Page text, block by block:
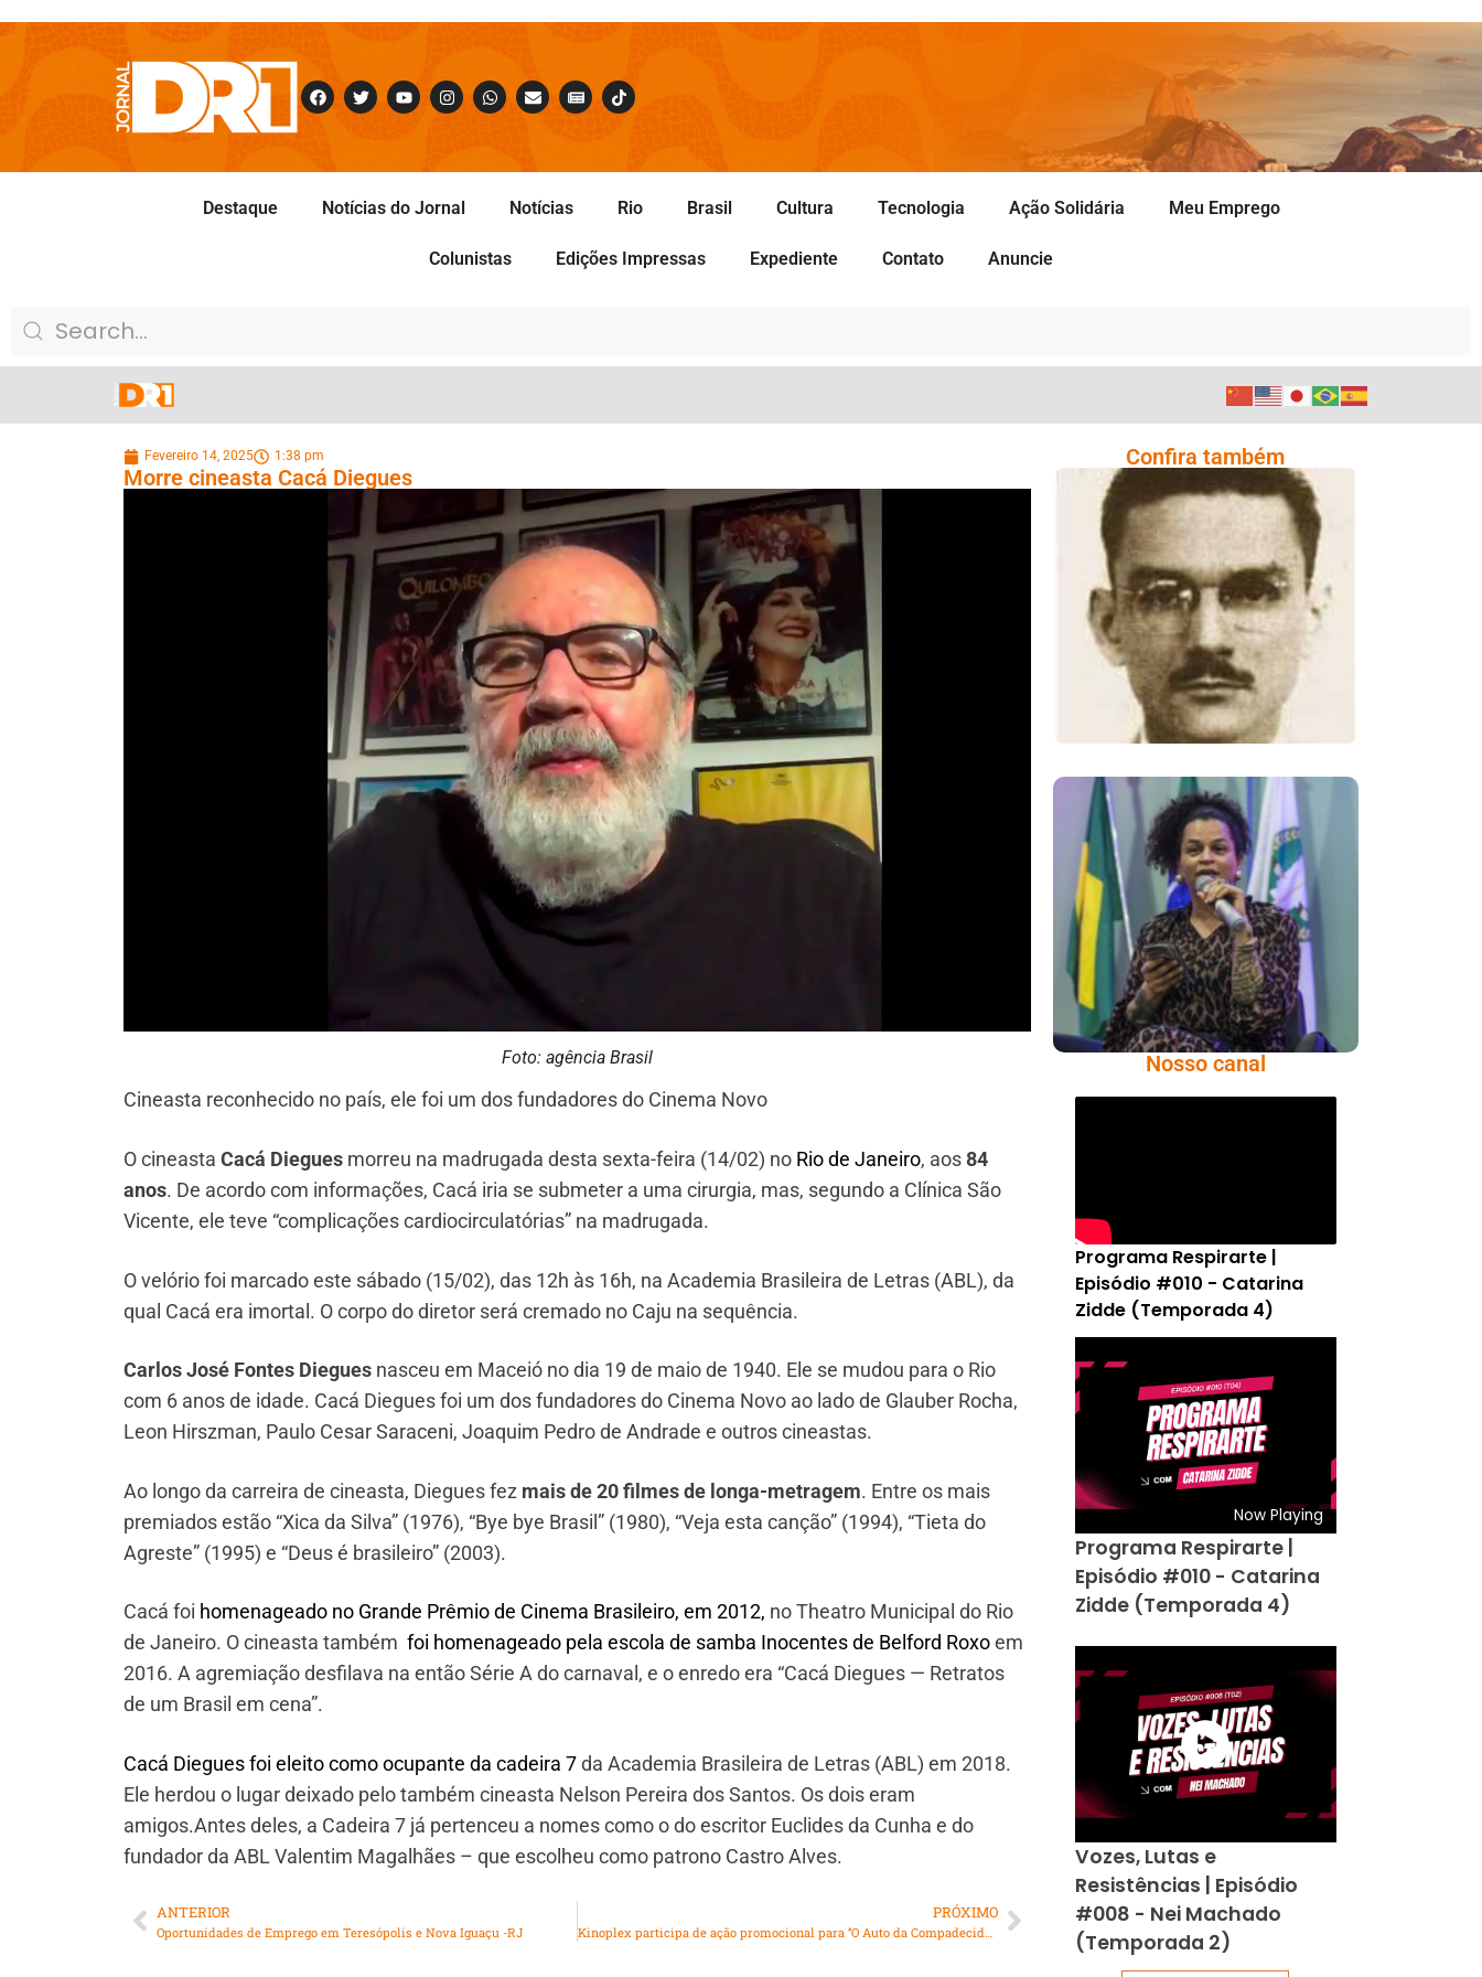
Destaque Notícias do Jornal Notícias Rio Brasil Cultura Tecnologia Ação Solidária Meu Emprego
Colunistas Edições Impressas Expediente Contato Anuncie
Fevereiro 14, 2025 1:38 pm
Morre cineasta Cacá Diegues
Foto: agência Brasil
Cineasta reconhecido no país, ele foi um dos fundadores do Cinema Novo
O cineasta Cacá Diegues morreu na madrugada desta sexta-feira (14/02) no Rio de Janeiro, aos84
anos. De acordo com informações, Cacá iria se submeter a uma cirurgia, mas, segundo a Clínica São
Vicente, ele teve “complicações cardiocirculatórias” na madrugada.
O velório foi marcado este sábado (15/02), das 12h às 16h, na Academia Brasileira de Letras (ABL), da
qual Cacá era imortal. O corpo do diretor será cremado no Caju na sequência.
Carlos José Fontes Diegues nasceu em Maceió no dia 19 de maio de 1940. Ele se mudou para o Rio
com 6 anos de idade. Cacá Diegues foi um dos fundadores do Cinema Novo ao lado de Glauber Rocha,
Leon Hirszman, Paulo Cesar Saraceni, Joaquim Pedro de Andrade e outros cineastas.
Ao longo da carreira de cineasta, Diegues fez mais de 20 filmes de longa-metragem. Entre os mais
premiados estão “Xica da Silva” (1976), “Bye bye Brasil” (1980), “Veja esta canção” (1994), “Tieta do
Agreste” (1995) e “Deus é brasileiro” (2003).
Cacá foi homenageado no Grande Prêmio de Cinema Brasileiro, em 2012, no Theatro Municipal do Rio
de Janeiro. O cineasta também foi homenageado pela escola de samba Inocentes de Belford Roxoem
2016. A agremiação desfilava na então Série A do carnaval, e o enredo era “Cacá Diegues — Retratos
de um Brasil em cena”.
Cacá Diegues foi eleito como ocupante da cadeira 7da Academia Brasileira de Letras (ABL) em 2018.
Ele herdou o lugar deixado pelo também cineasta Nelson Pereira dos Santos. Os dois eram
amigos.Antes deles, a Cadeira 7 já pertenceu a nomes como o do escritor Euclides da Cunha e do
fundador da ABL Valentim Magalhães – que escolheu como patrono Castro Alves.
ANTERIOR
Oportunidades de Emprego em Teresópolis e Nova Iguaçu -RJ
PRÓXIMO
Kinoplex participa de ação promocional para ‘’O Auto da Compadecida 2’’
Confira também
Mário Alves, Um Dos
Principais
Opositores Da
Ditadura Militar
Brasileira
Neon Cunha,
Referência Na
Defesa Dos Direitos
Da População
LGBTQIAPN+
Nosso canal
Programa Respirarte |
Episódio #010 - Catarina
Zidde (Temporada 4)
Now Playing
Programa Respirarte |
Episódio #010 - Catarina
Zidde (Temporada 4)
Vozes, Lutas e
Resistências | Episódio
#008 - Nei Machado
(Temporada 2)